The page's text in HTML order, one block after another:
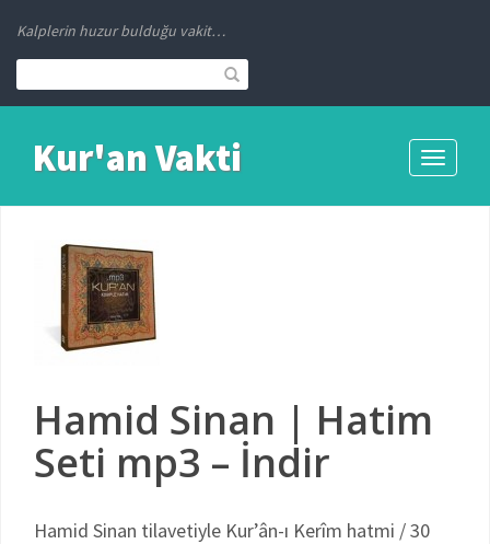
Kalplerin huzur bulduğu vakit…
Toggle
Kur'an Vakti
Hamid Sinan | Hatim
Seti mp3 – İndir
Hamid Sinan tilavetiyle Kur’ân-ı Kerîm hatmi / 30